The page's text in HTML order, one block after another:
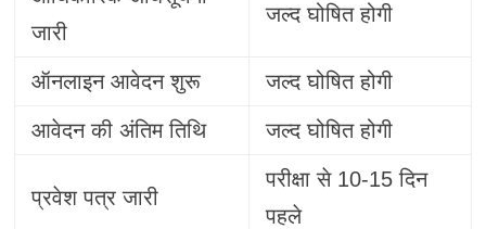
जारी
जल्द घोषित होगी
ऑनलाइन आवेदन शुरू जल्द घोषित होगी
आवेदन की अंतिम तिथि जल्द घोषित होगी
प्रवेश पत्र जारी
परीक्षा से 10-15 दिन
पहले